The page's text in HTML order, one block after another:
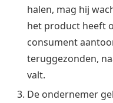
halen, mag hij
het product heeft
consument
teruggezonden,
valt.
De ondernemer